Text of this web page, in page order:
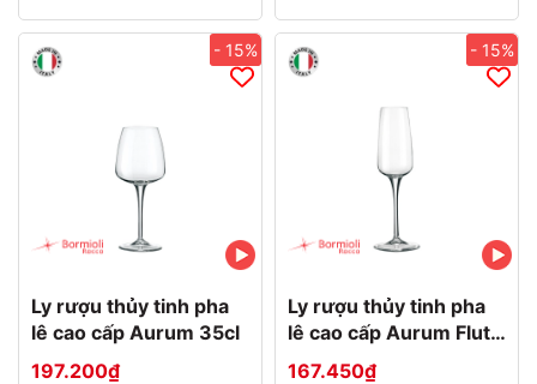
- 15%
Ly rượu thủy tinh pha
lê cao cấp Aurum 35cl
197.200₫
- 15%
Ly rượu thủy tinh pha
lê cao cấp Aurum Flute
23cl
167.450₫